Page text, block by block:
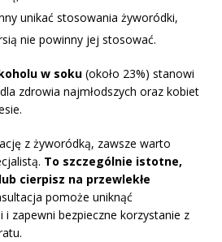
unikać stosowania żyworódki,
nie powinny jej stosować.
w soku (około 23%) stanowi
zdrowia najmłodszych oraz kobiet
z żyworódką, zawsze warto
To szczególnie istotne,
cierpisz na przewlekłe
pomoże uniknąć
i zapewni bezpieczne korzystanie z